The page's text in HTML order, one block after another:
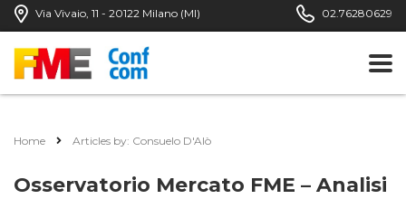
Via Vivaio, 11 - 20122 Milano (MI) 02.76280629
Home Articles by: Consuelo D'Alò
Osservatorio Mercato FME – Analisi